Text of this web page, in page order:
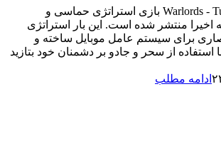
Warlords - Turn Based Strategy بازی استراتژی حماسی و
اخیرا منتشر شده است. این بار استراتژی
برای سیستم عامل موبایل ساخته و
از سحر و جادو بر دشمنان خود بتازید
ادامه مطلب